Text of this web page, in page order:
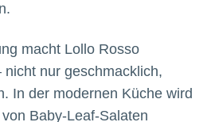
macht Lollo Rosso
nicht nur geschmacklich,
In der modernen Küche wird
Baby-Leaf-Salaten